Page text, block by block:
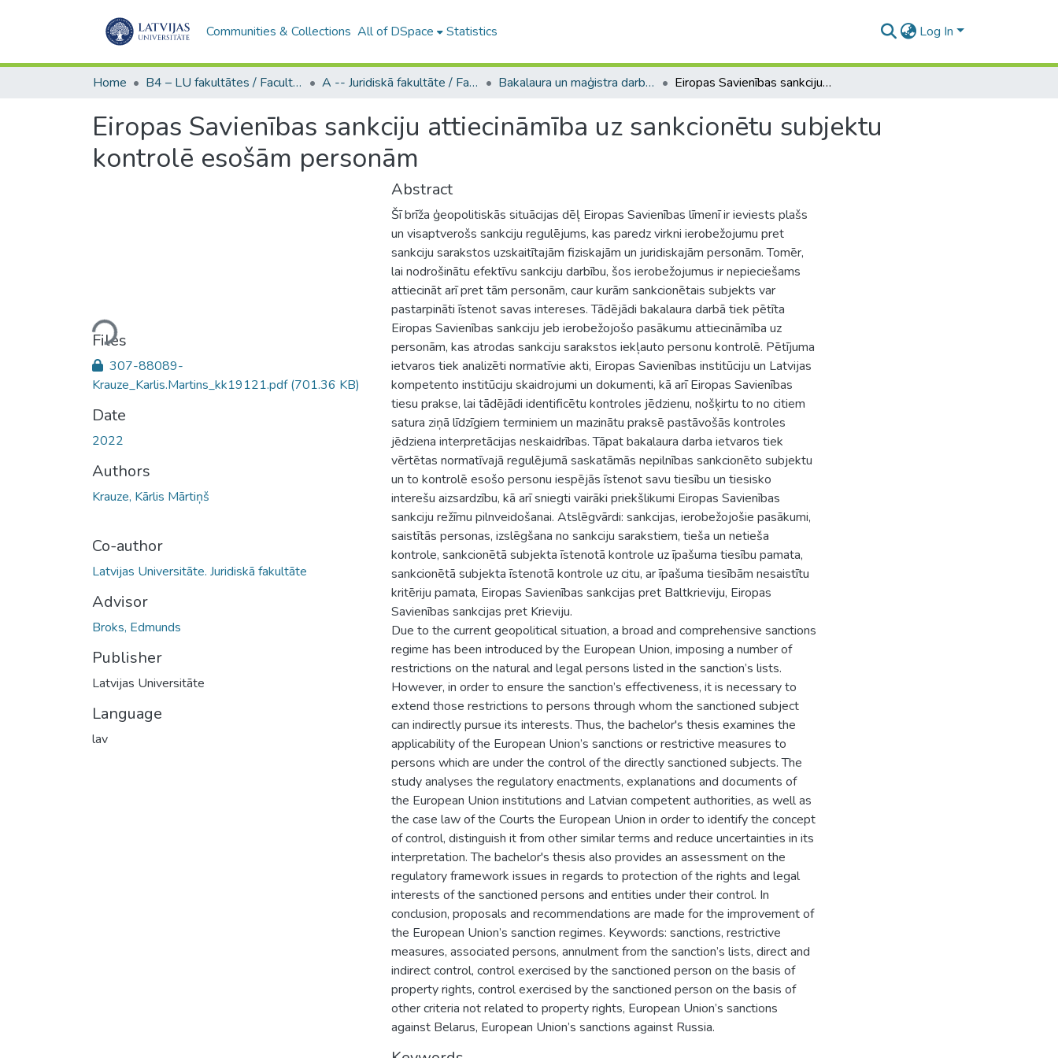
Communities & Collections All of DSpace Statistics Log In
Home B4 – LU fakultātes / Faculties of the UL A -- Juridiskā fakultāte / Faculty of Law Bakalaura un maģistra darbi (JF) / Bachelor's and Master's theses Eiropas Savienības sankciju attiecināmība uz sankcionētu subjektu kontrolē esošām personām
Eiropas Savienības sankciju attiecināmība uz sankcionētu subjektu
kontrolē esošām personām
Loading...
Files
307-88089-
Krauze_Karlis.Martins_kk19121.pdf(701.36 KB)
Date
2022
Authors
Krauze, Kārlis Mārtiņš
Co-author
Latvijas Universitāte. Juridiskā fakultāte
Advisor
Broks, Edmunds
Publisher
Latvijas Universitāte
Language
lav
Abstract
Šī brīža ģeopolitiskās situācijas dēļ Eiropas Savienības līmenī ir ieviests plašs
un visaptverošs sankciju regulējums, kas paredz virkni ierobežojumu pret
sankciju sarakstos uzskaitītajām fiziskajām un juridiskajām personām. Tomēr,
lai nodrošinātu efektīvu sankciju darbību, šos ierobežojumus ir nepieciešams
attiecināt arī pret tām personām, caur kurām sankcionētais subjekts var
pastarpināti īstenot savas intereses. Tādējādi bakalaura darbā tiek pētīta
Eiropas Savienības sankciju jeb ierobežojošo pasākumu attiecināmība uz
personām, kas atrodas sankciju sarakstos iekļauto personu kontrolē. Pētījuma
ietvaros tiek analizēti normatīvie akti, Eiropas Savienības institūciju un Latvijas
kompetento institūciju skaidrojumi un dokumenti, kā arī Eiropas Savienības
tiesu prakse, lai tādējādi identificētu kontroles jēdzienu, nošķirtu to no citiem
satura ziņā līdzīgiem terminiem un mazinātu praksē pastāvošās kontroles
jēdziena interpretācijas neskaidrības. Tāpat bakalaura darba ietvaros tiek
vērtētas normatīvajā regulējumā saskatāmās nepilnības sankcionēto subjektu
un to kontrolē esošo personu iespējās īstenot savu tiesību un tiesisko
interešu aizsardzību, kā arī sniegti vairāki priekšlikumi Eiropas Savienības
sankciju režīmu pilnveidošanai. Atslēgvārdi: sankcijas, ierobežojošie pasākumi,
saistītās personas, izslēgšana no sankciju sarakstiem, tieša un netieša
kontrole, sankcionētā subjekta īstenotā kontrole uz īpašuma tiesību pamata,
sankcionētā subjekta īstenotā kontrole uz citu, ar īpašuma tiesībām nesaistītu
kritēriju pamata, Eiropas Savienības sankcijas pret Baltkrieviju, Eiropas
Savienības sankcijas pret Krieviju.
Due to the current geopolitical situation, a broad and comprehensive sanctions
regime has been introduced by the European Union, imposing a number of
restrictions on the natural and legal persons listed in the sanction’s lists.
However, in order to ensure the sanction’s effectiveness, it is necessary to
extend those restrictions to persons through whom the sanctioned subject
can indirectly pursue its interests. Thus, the bachelor's thesis examines the
applicability of the European Union’s sanctions or restrictive measures to
persons which are under the control of the directly sanctioned subjects. The
study analyses the regulatory enactments, explanations and documents of
the European Union institutions and Latvian competent authorities, as well as
the case law of the Courts the European Union in order to identify the concept
of control, distinguish it from other similar terms and reduce uncertainties in its
interpretation. The bachelor's thesis also provides an assessment on the
regulatory framework issues in regards to protection of the rights and legal
interests of the sanctioned persons and entities under their control. In
conclusion, proposals and recommendations are made for the improvement of
the European Union’s sanction regimes. Keywords: sanctions, restrictive
measures, associated persons, annulment from the sanction’s lists, direct and
indirect control, control exercised by the sanctioned person on the basis of
property rights, control exercised by the sanctioned person on the basis of
other criteria not related to property rights, European Union’s sanctions
against Belarus, European Union’s sanctions against Russia.